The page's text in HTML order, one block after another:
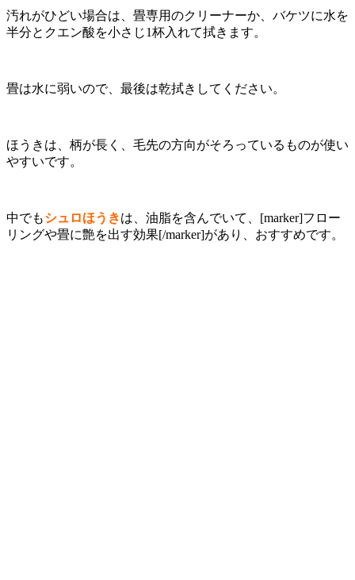
汚れがひどい場合は、畳専用のクリーナーか、バケツに水を
半分とクエン酸を小さじ1杯入れて拭きます。
畳は水に弱いので、最後は乾拭きしてください。
ほうきは、柄が長く、毛先の方向がそろっているものが使い
やすいです。
中でもシュロほうきは、油脂を含んでいて、[marker]フロー
リングや畳に艶を出す効果[/marker]があり、おすすめです。